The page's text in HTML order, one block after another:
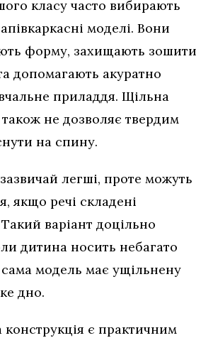
класу часто вибирають
моделі. Вони
форму, захищають зошити
допомагають акуратно
приладдя. Щільна
не дозволяє твердим
на спину.
легші, проте можуть
якщо речі складені
варіант доцільно
дитина носить небагато
сама модель має ущільнену
дно.
конструкція є практичним